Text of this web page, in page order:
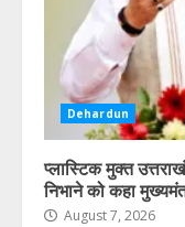
Dehardun
प्लास्टिक मुक्त
निभाने को कहा
August 7, 2026